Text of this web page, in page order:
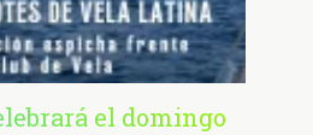
el domingo